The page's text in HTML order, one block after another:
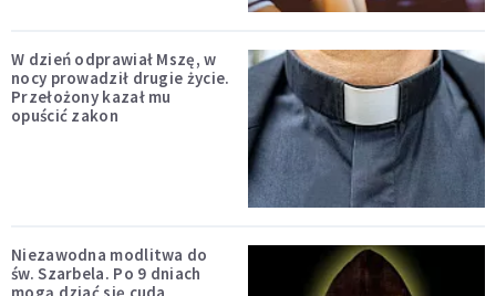
W dzień odprawiał Mszę, w
nocy prowadził drugie życie.
Przełożony kazał mu
opuścić zakon
Niezawodna modlitwa do
św. Szarbela. Po 9 dniach
mogą dziać się cuda